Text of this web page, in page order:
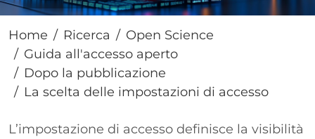
Home Ricerca
Open Science
Guida all'accesso aperto
Dopo la pubblicazione
La scelta delle impostazioni di accesso
Paragrafo
L’impostazione di accesso definisce la visibilità